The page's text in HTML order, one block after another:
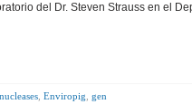
del Dr. Steven Strauss en el
Enviropig gen